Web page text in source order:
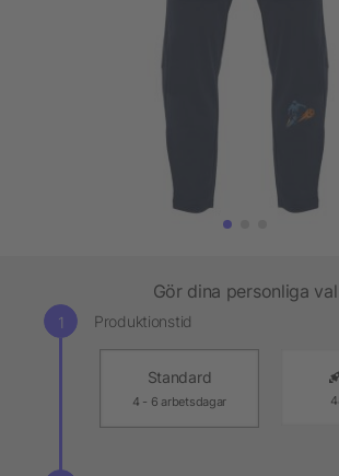
Gör dina personliga val
Produktionstid
Standard
4 - 6 arbetsdagar